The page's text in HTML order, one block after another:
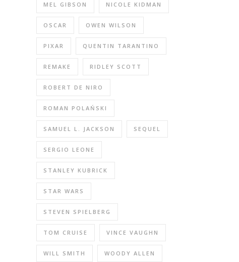
MEL GIBSON NICOLE KIDMAN
OSCAR OWEN WILSON
PIXAR QUENTIN TARANTINO
REMAKE RIDLEY SCOTT
ROBERT DE NIRO
ROMAN POLAŃSKI
SAMUEL L. JACKSON SEQUEL
SERGIO LEONE
STANLEY KUBRICK
STAR WARS
STEVEN SPIELBERG
TOM CRUISE VINCE VAUGHN
WILL SMITH WOODY ALLEN